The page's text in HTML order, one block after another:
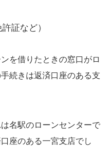
証など）
を借りたときの窓口がロ
続きは返済口座のある支
名駅のローンセンターで
座のある一宮支店でし